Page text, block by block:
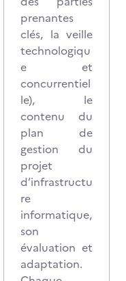
prenantes
clés, la veille
technologiqu
e et
concurrentiel
le), le
contenu du
plan de
gestion du
projet
d’infrastructu
re
informatique,
son
évaluation et
adaptation.